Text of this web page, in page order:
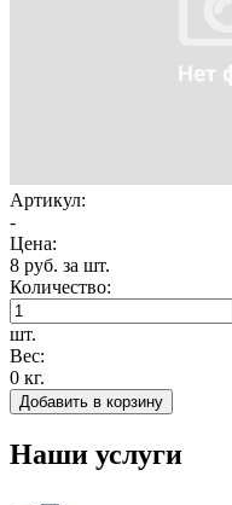
Артикул:
-
Цена:
8 руб. за шт.
Количество:
шт.
Вес:
0 кг.
Добавить в корзину
Наши услуги